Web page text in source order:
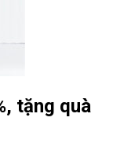
tặng quà